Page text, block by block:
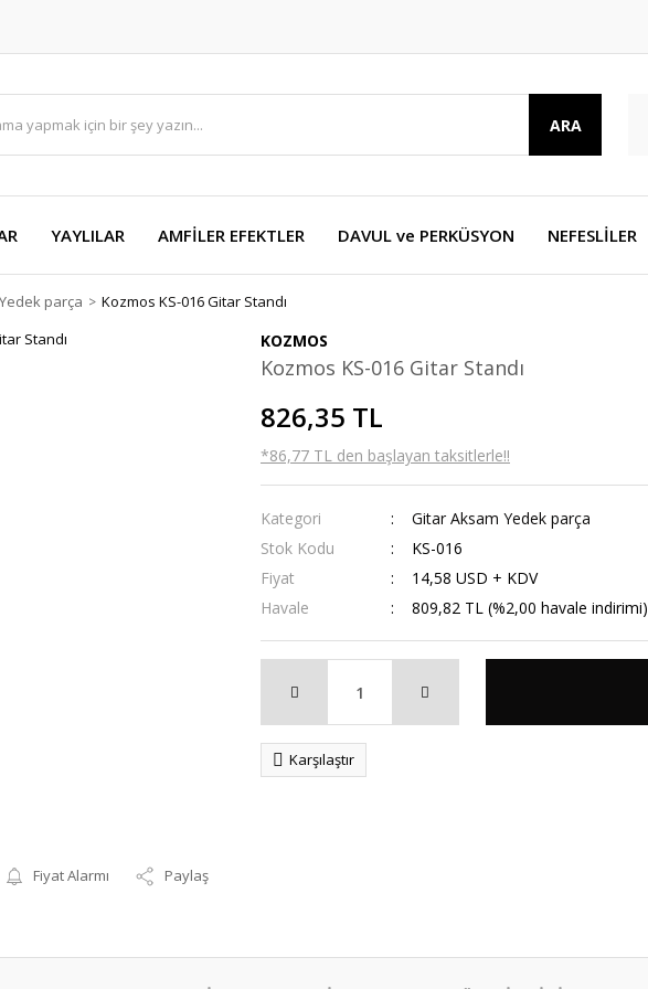
ARA
YAYLILAR AMFİLER EFEKTLER DAVUL ve PERKÜSYON NEFESLİLER
parça Kozmos KS-016 Gitar Standı
Fiyat Alarmı Paylaş
KOZMOS
Kozmos KS-016 Gitar Standı
826,35 TL
*86,77 TL den başlayan taksitlerle!!
Kategori
Gitar Aksam Yedek parça
Stok Kodu
KS-016
Fiyat
14,58 USD + KDV
Havale
809,82 TL (%2,00 havale indirimi)
Karşılaştır